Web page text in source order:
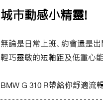
城市動感小精靈!
無論是日常上班、約會還是出
輕巧靈敏的短軸距及低重心
BMW G 310 R帶給你舒適流